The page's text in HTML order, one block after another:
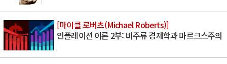
[마이클 로버츠(Michael Roberts)]
인플레이션 이론 2부: 비주류 경제학과 마르크스주의